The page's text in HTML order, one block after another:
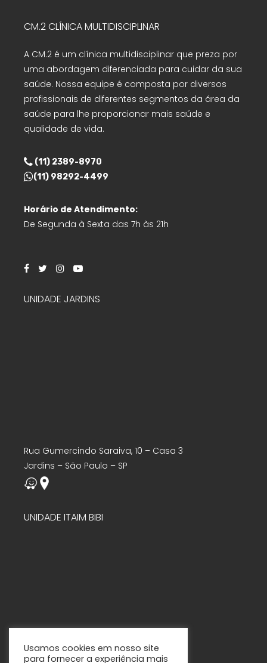
CM.2 CLÍNICA MULTIDISCIPLINAR
A CM.2 é um clínica multidisciplinar que preza por
uma abordagem diferenciada para cuidar da sua
saúde. Nossa equipe é composta por diversos
profissionais de diferentes segmentos da área da
saúde para lhe proporcionar mais saúde e
qualidade de vida.
(11) 2389-8970
(11) 98292-4499
Horário de Atendimento:
De Segunda à Sexta das 7h às 21h
UNIDADE JARDINS
Rua Gumercindo Saraiva, 10 – Casa 3
Jardins – São Paulo – SP
UNIDADE ITAIM BIBI
Usamos cookies em nosso site
para fornecer a experiência mais